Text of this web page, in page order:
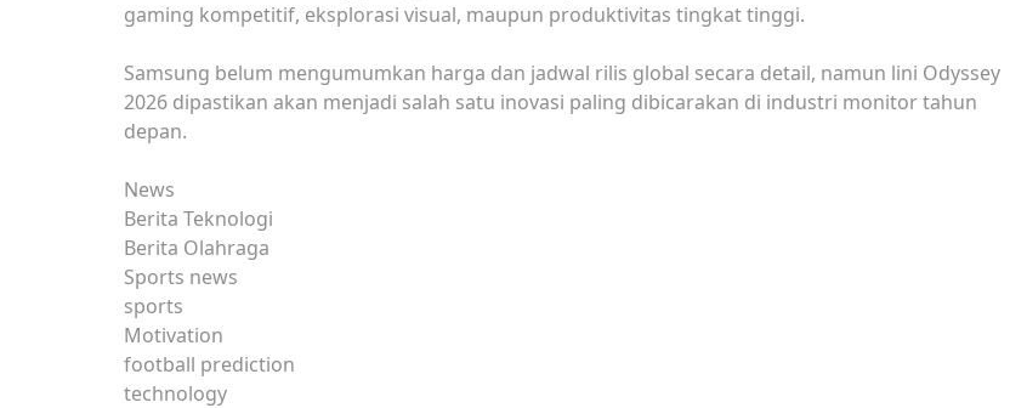
gaming kompetitif, eksplorasi visual, maupun produktivitas tingkat tinggi.
Samsung belum mengumumkan harga dan jadwal rilis global secara detail, namun lini Odyssey
2026 dipastikan akan menjadi salah satu inovasi paling dibicarakan di industri monitor tahun
depan.
News
Berita Teknologi
Berita Olahraga
Sports news
sports
Motivation
football prediction
technology